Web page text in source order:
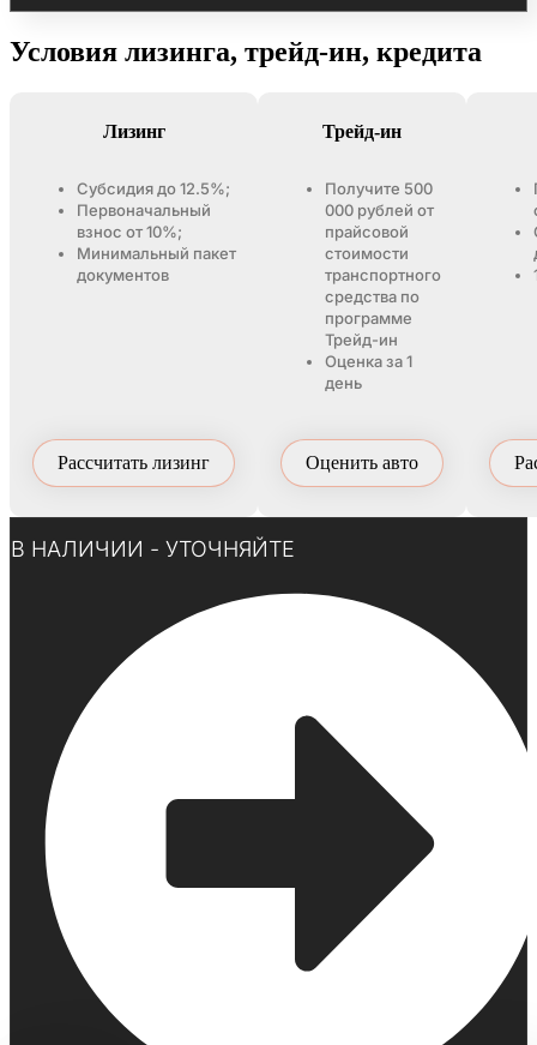
Условия лизинга, трейд-ин, кредита
Лизинг
Субсидия до 12.5%;
Первоначальный
взнос от 10%;
Минимальный пакет
документов
Рассчитать лизинг
Трейд-ин
Получите 500
000 рублей от
прайсовой
стоимости
транспортного
средства по
программе
Трейд-ин
Оценка за 1
день
Оценить авто
В НАЛИЧИИ - УТОЧНЯЙТЕ